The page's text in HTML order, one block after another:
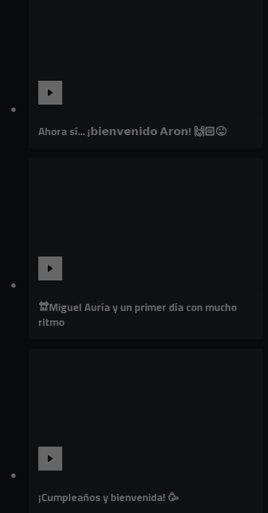
Ahora sí... ¡𝗯𝗶𝗲𝗻𝘃𝗲𝗻𝗶𝗱𝗼 𝗔𝗿𝗼𝗻! 🙌🏻😜
🔛Miguel Auría y un primer día con mucho
ritmo
¡Cumpleaños y bienvenida! 🥳